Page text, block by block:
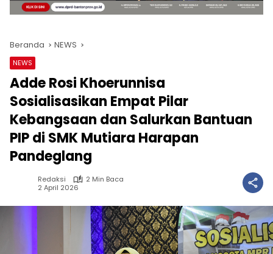
Beranda NEWS
NEWS
Adde Rosi Khoerunnisa
Sosialisasikan Empat Pilar
Kebangsaan dan Salurkan Bantuan
PIP di SMK Mutiara Harapan
Pandeglang
Redaksi
2 Min Baca
2 April 2026